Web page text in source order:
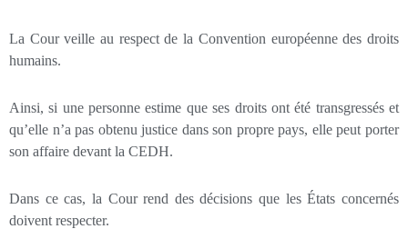
La Cour veille au respect de la Convention européenne des droits
humains.
Ainsi, si une personne estime que ses droits ont été transgressés et
qu’elle n’a pas obtenu justice dans son propre pays, elle peut porter
son affaire devant la CEDH.
Dans ce cas, la Cour rend des décisions que les États concernés
doivent respecter.